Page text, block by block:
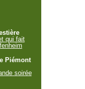
qui fait
Piémont
soirée